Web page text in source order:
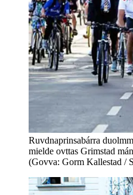
Ruvdnaprinsabárra
mielde ovttas Grimstad
(Govva: Gorm Kallestad /